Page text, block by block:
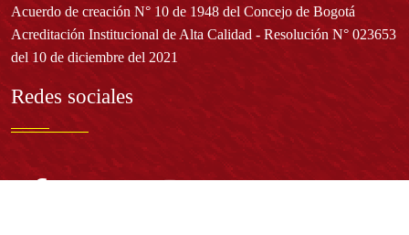
Acuerdo de creación N° 10 de 1948 del Concejo de Bogotá
Acreditación Institucional de Alta Calidad - Resolución N° 023653
del 10 de diciembre del 2021
Redes sociales